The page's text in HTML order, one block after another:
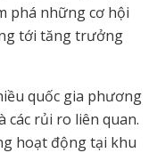
phá những cơ hội
tới tăng trưởng
quốc gia phương
các rủi ro liên quan.
hoạt động tại khu